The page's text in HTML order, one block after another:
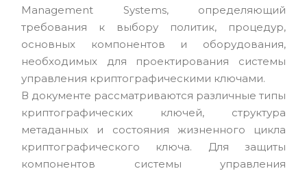
Management Systems, определяющий
требования к выбору политик, процедур,
основных компонентов и оборудования,
необходимых для проектирования системы
управления криптографическими ключами.
В документе рассматриваются различные типы
криптографических ключей, структура
метаданных и состояния жизненного цикла
криптографического ключа. Для защиты
компонентов системы управления